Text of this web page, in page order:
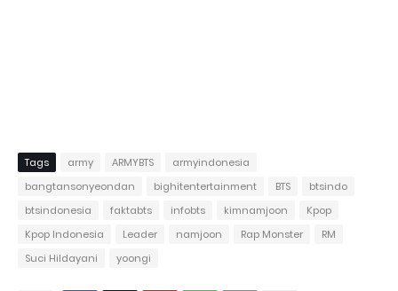
Tags army ARMYBTS
armyindonesia
bangtansonyeondan
bighitentertainment BTS
btsindo
btsindonesia
faktabts infobts kimnamjoon
Kpop
Kpop Indonesia
Leader namjoon Rap Monster
RM
Suci Hildayani
yoongi